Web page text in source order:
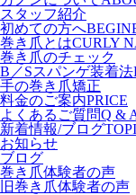
スタッフ紹介
初めての方へ
巻き爪とはCURLY
巻き爪のチェック
B／Sスパンゲ装着法
手の巻き爪矯正
料金のご案内PRICE
よくあるご質問Q &
新着情報/ブログ
お知らせ
ブログ
巻き爪体験者の声
旧巻き爪体験者の声